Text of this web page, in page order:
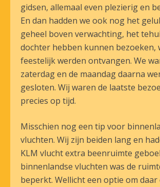
gidsen, allemaal even plezierig en
En dan hadden we ook nog het
geheel boven verwachting, het
dochter hebben kunnen bezoeken,
feestelijk werden ontvangen. We
zaterdag en de maandag daarna
gesloten. Wij waren de laatste
precies op tijd.
Misschien nog een tip voor
vluchten. Wij zijn beiden lang en
KLM vlucht extra beenruimte
binnenlandse vluchten was de
beperkt. Wellicht een optie om